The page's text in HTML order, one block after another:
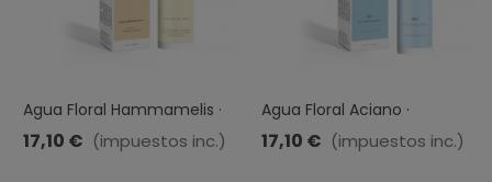
Agua Floral Hammamelis ·
Esential Aroms · Dieteticos
Intersa ·100ml
17,10 € (impuestos inc.)
Agua Floral Aciano ·
Esential Aroms · 100ml
17,10 € (impuestos inc.)